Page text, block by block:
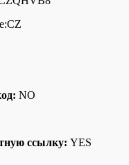
NO
ссылку: YES